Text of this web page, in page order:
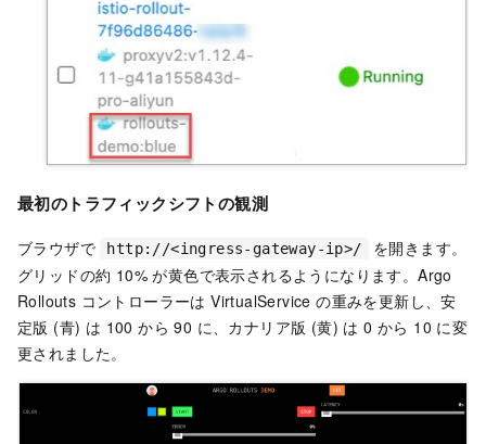
最初のトラフィックシフトの観測
ブラウザで http://<ingress-gateway-ip>/
を開きます。
グリッドの約 10% が黄色で表示されるようになります。Argo
Rollouts コントローラーは VirtualService の重みを更新し、安
定版 (青) は 100 から 90 に、カナリア版 (黄) は 0 から 10 に変
更されました。